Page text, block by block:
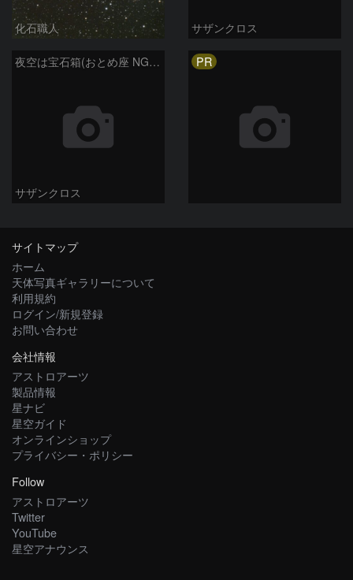
化石職人 サザンクロス
夜空は宝石箱(おとめ座 NGC5746) Seestar50
サザンクロス
PR
サイトマップ
ホーム
天体写真ギャラリーについて
利用規約
ログイン/新規登録
お問い合わせ
会社情報
アストロアーツ
製品情報
星ナビ
星空ガイド
オンラインショップ
プライバシー・ポリシー
Follow
アストロアーツ
Twitter
YouTube
星空アナウンス